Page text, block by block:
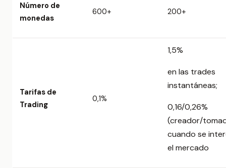
Número de
monedas
600+ 200+
Tarifas de
Trading
0,1%
1,5%
en las trades
instantáneas;
0,16/0,26%
(creador/
cuando se
el mercado